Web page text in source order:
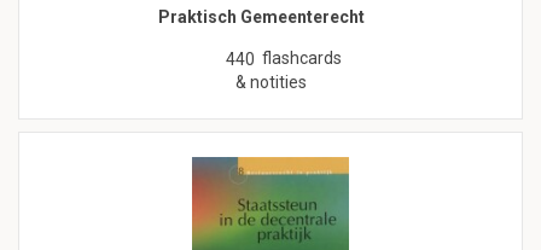
Praktisch Gemeenterecht
440 flashcards
& notities